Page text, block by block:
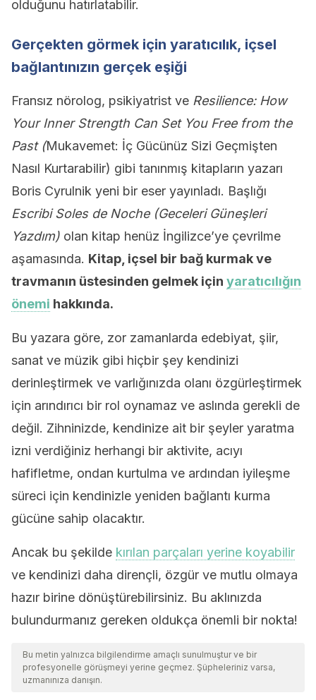
olduğunu hatırlatabilir.
Gerçekten görmek için yaratıcılık, içsel
bağlantınızın gerçek eşiği
Fransız nörolog, psikiyatrist ve Resilience: How
Your Inner Strength Can Set You Free from the
Past (Mukavemet: İç Gücünüz Sizi Geçmişten
Nasıl Kurtarabilir) gibi tanınmış kitapların yazarı
Boris Cyrulnik yeni bir eser yayınladı. Başlığı
Escribi Soles de Noche (Geceleri Güneşleri
Yazdım) olan kitap henüz İngilizce’ye çevrilme
aşamasında. Kitap, içsel bir bağ kurmak ve
travmanın üstesinden gelmek için yaratıcılığın
önemi hakkında.
Bu yazara göre, zor zamanlarda edebiyat, şiir,
sanat ve müzik gibi hiçbir şey kendinizi
derinleştirmek ve varlığınızda olanı özgürleştirmek
için arındırıcı bir rol oynamaz ve aslında gerekli de
değil. Zihninizde, kendinize ait bir şeyler yaratma
izni verdiğiniz herhangi bir aktivite, acıyı
hafifletme, ondan kurtulma ve ardından iyileşme
süreci için kendinizle yeniden bağlantı kurma
gücüne sahip olacaktır.
Ancak bu şekilde kırılan parçaları yerine koyabilir
ve kendinizi daha dirençli, özgür ve mutlu olmaya
hazır birine dönüştürebilirsiniz. Bu aklınızda
bulundurmanız gereken oldukça önemli bir nokta!
Bu metin yalnızca bilgilendirme amaçlı sunulmuştur ve bir
profesyonelle görüşmeyi yerine geçmez. Şüpheleriniz varsa,
uzmanınıza danışın.